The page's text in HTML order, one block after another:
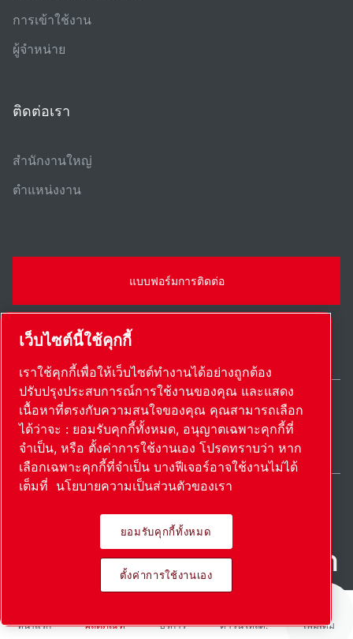
หน้าแรก ผลิตภัณฑ์ บริการ ดาวน์โหลด: เพิ่มเติม
การเข้าใช้งาน
ผู้จําหน่าย
ติดต่อเรา
สํานักงานใหญ่
ตําแหน่งงาน
แบบฟอร์มการติดต่อ
แผนผังเว็บไซต์ตั้งค่าการใช้งานเอง © 2026 ลิขสิทธิ์
Thailand / TH
ผลิตภัณฑ์ที่เป็นนวัตกรรม นํา
ไปใช้อย่างหลงใหล
เว็บไซต์นี้ใช้คุกกี้
เราใช้คุกกี้เพื่อให้เว็บไซต์ทำงานได้อย่างถูกต้อง
ปรับปรุงประสบการณ์การใช้งานของคุณ และแสดง
เนื้อหาที่ตรงกับความสนใจของคุณ คุณสามารถเลือก
ได้ว่าจะ : ยอมรับคุกกี้ทั้งหมด, อนุญาตเฉพาะคุกกี้ที่
จำเป็น, หรือ ตั้งค่าการใช้งานเอง โปรดทราบว่า หาก
เลือกเฉพาะคุกกี้ที่จำเป็น บางฟีเจอร์อาจใช้งานไม่ได้
เต็มที่ นโยบายความเป็นส่วนตัวของเรา
ยอมรับคุกกี้ทั้งหมด
ตั้งค่าการใช้งานเอง